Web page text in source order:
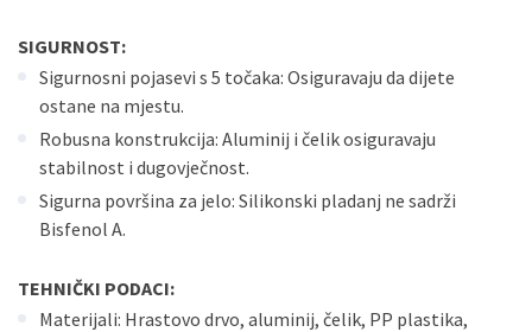
SIGURNOST:
Sigurnosni pojasevi s 5 točaka: Osiguravaju da dijete
ostane na mjestu.
Robusna konstrukcija: Aluminij i čelik osiguravaju
stabilnost i dugovječnost.
Sigurna površina za jelo: Silikonski pladanj ne sadrži
Bisfenol A.
TEHNIČKI PODACI:
Materijali: Hrastovo drvo, aluminij, čelik, PP plastika,